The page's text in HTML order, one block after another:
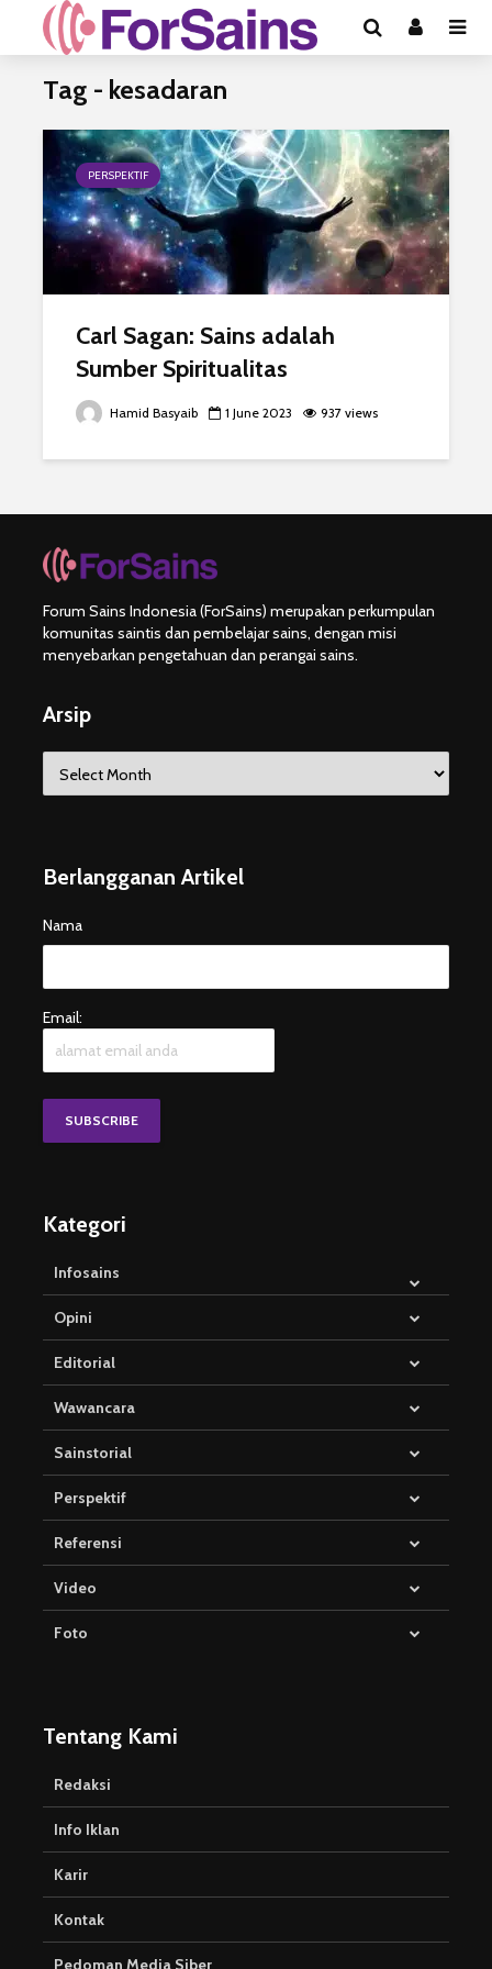
Tag - kesadaran
PERSPEKTIF
Carl Sagan: Sains adalah
Sumber Spiritualitas
Hamid Basyaib 1 June 2023 937 views
Forum Sains Indonesia (ForSains) merupakan perkumpulan
komunitas saintis dan pembelajar sains, dengan misi
menyebarkan pengetahuan dan perangai sains.
Arsip
Berlangganan Artikel
Nama
Email:
Kategori
Infosains
Opini
Editorial
Wawancara
Sainstorial
Perspektif
Referensi
Video
Foto
Tentang Kami
Redaksi
Info Iklan
Karir
Kontak
Pedoman Media Siber